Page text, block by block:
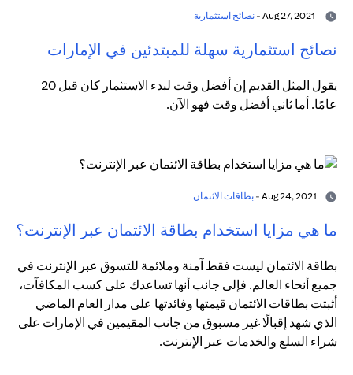
نصائح استثمارية
نصائح استثمارية سهلة للمبتدئين في الإمارات
يقول المثل القديم إن أفضل وقت لبدء الاستثمار كان قبل 20
عامًا. أما ثاني أفضل وقت فهو الآن.
بطاقات الائتمان
ما هي مزايا استخدام بطاقة الائتمان عبر الإنترنت؟
بطاقة الائتمان ليست فقط آمنة وملائمة للتسوق عبر الإنترنت في
جميع أنحاء العالم. فإلى جانب أنها تساعدك على كسب المكافآت،
أثبتت بطاقات الائتمان قيمتها وفائدتها على مدار العام الماضي
الذي شهد إقبالًا غير مسبوق من جانب المقيمين في الإمارات على
شراء السلع والخدمات عبر الإنترنت.